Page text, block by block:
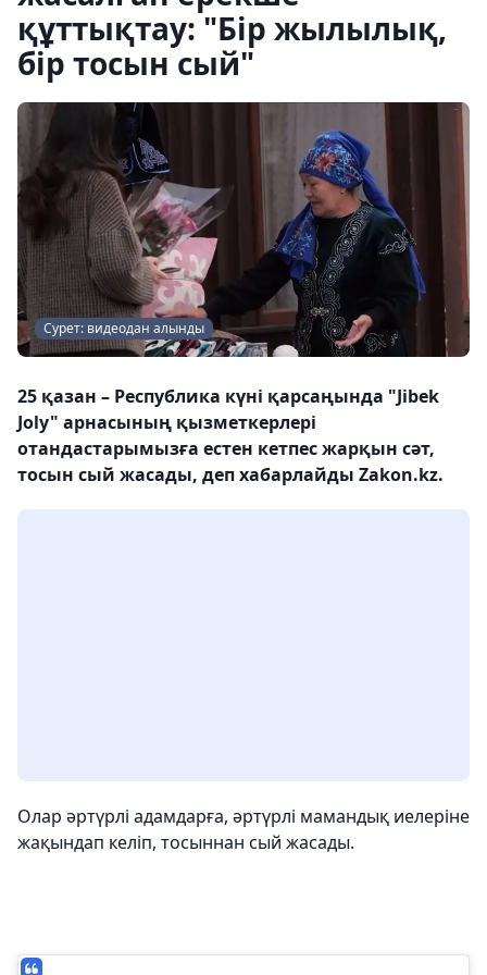
құттықтау: "Бір жылылық,
бір тосын сый"
Сурет: видеодан алынды
25 қазан – Республика күні қарсаңында "Jibek
Joly" арнасының қызметкерлері
отандастарымызға естен кетпес жарқын сәт,
тосын сый жасады, деп хабарлайды Zakon.kz.
Олар әртүрлі адамдарға, әртүрлі мамандық иелеріне
жақындап келіп, тосыннан сый жасады.